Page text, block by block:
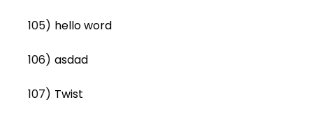
105) hello word
106) asdad
107) Twist